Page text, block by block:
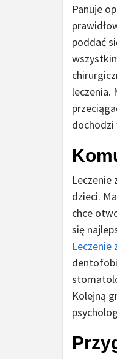
Panuje
poddać
leczenia.
dochodzi
dzieci.
chce
się
Leczenie
Kolejną